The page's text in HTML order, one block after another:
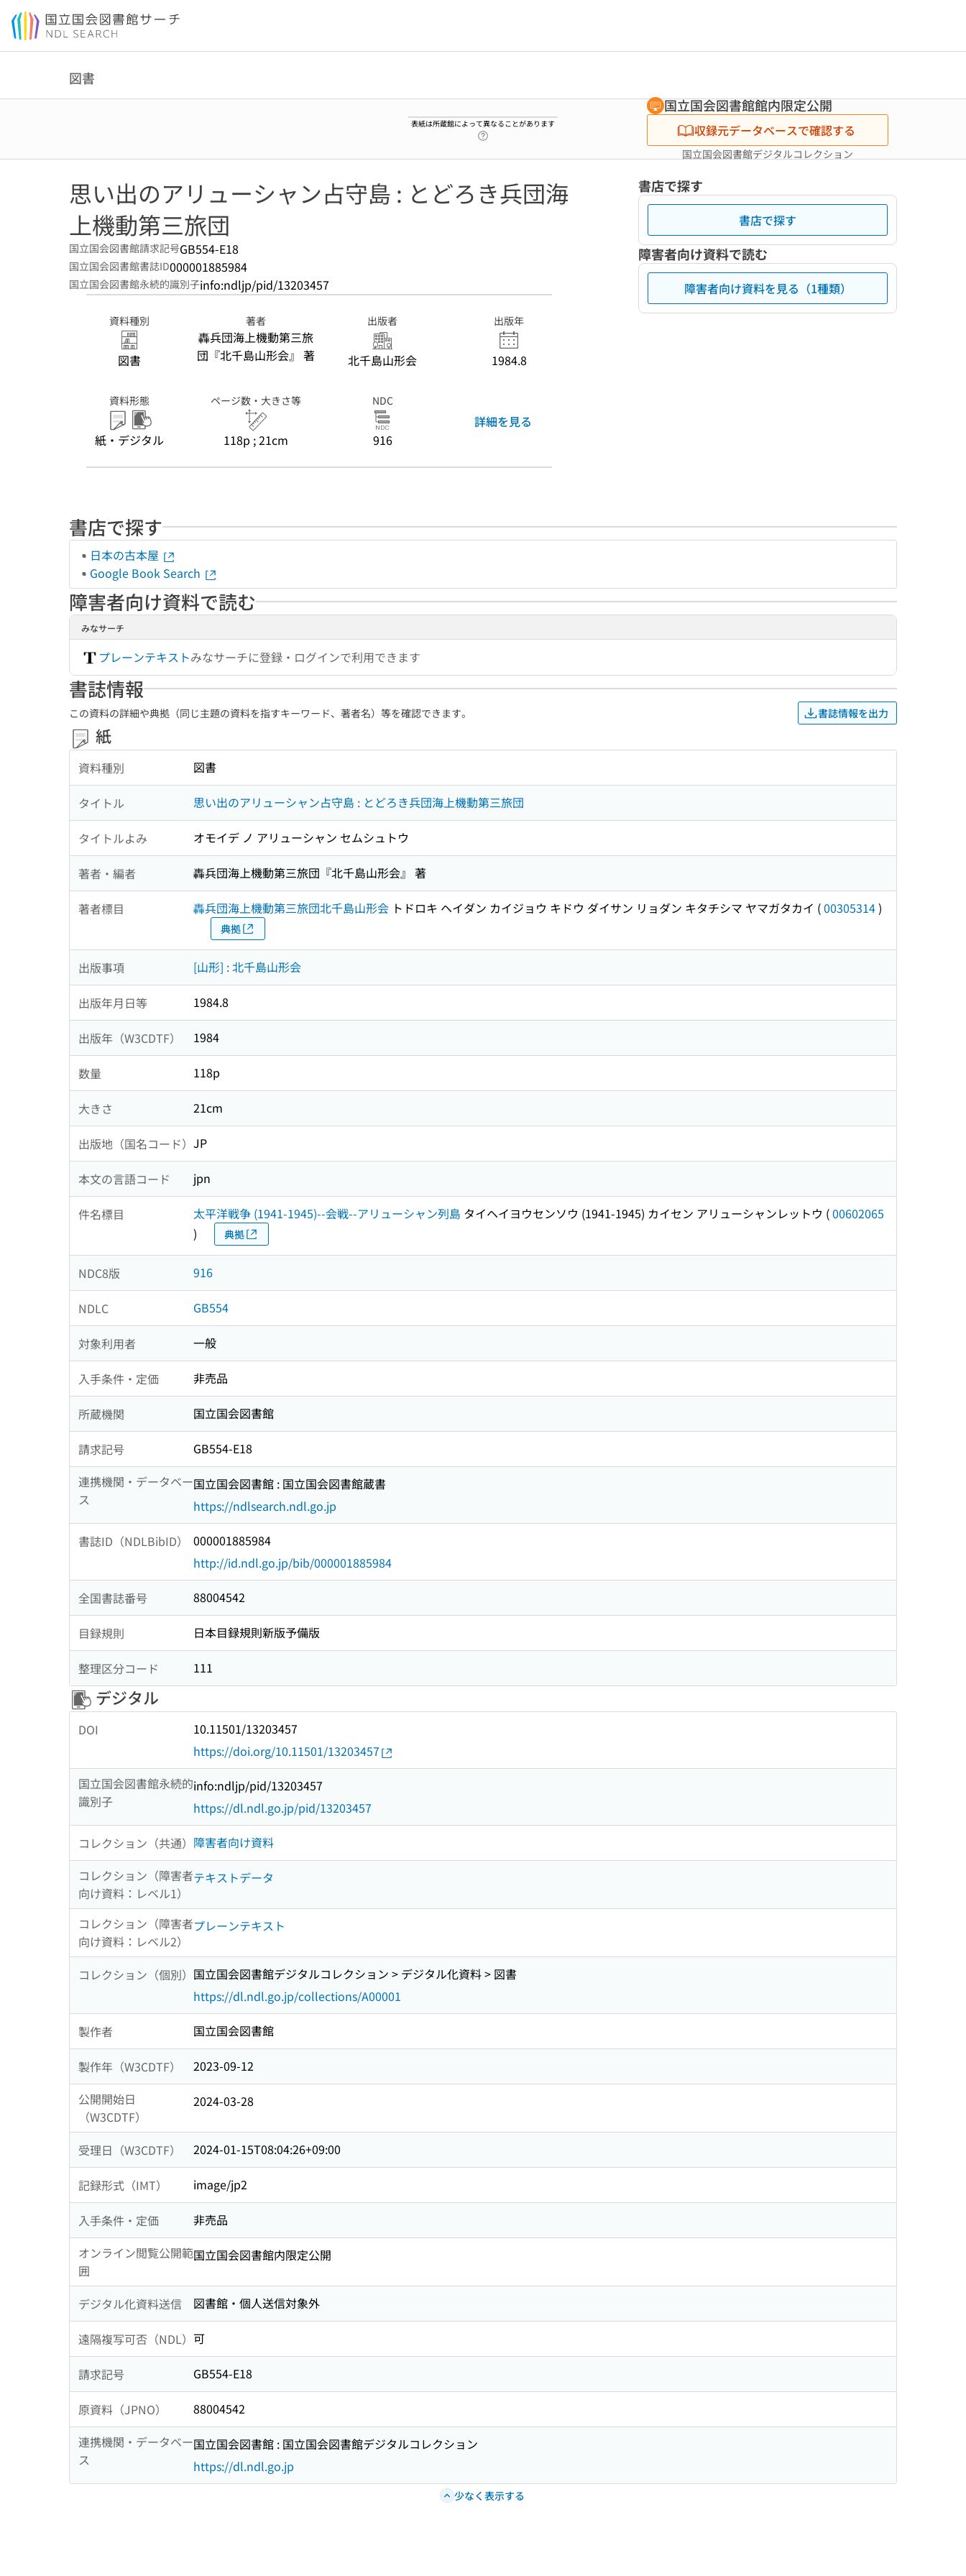
本文へ移動
図書
表紙は所蔵館によって異なることがあります
国立国会図書館館内限定公開
収録元データベースで確認する
国立国会図書館デジタルコレクション
思い出のアリューシャン占守島 : とどろき兵団海
上機動第三旅団
国立国会図書館請求記号GB554-E18
国立国会図書館書誌ID000001885984
国立国会図書館永続的識別子info:ndljp/pid/13203457
資料種別
図書
著者
轟兵団海上機動第三旅
団『北千島山形会』 著
出版者
北千島山形会
出版年
1984.8
資料形態
紙・デジタル
ページ数・大きさ等
118p ; 21cm
NDC
916
詳細を見る
書店で探す
書店で探す
障害者向け資料で読む
障害者向け資料を見る（1種類）
書店で探す
日本の古本屋
Google Book Search
障害者向け資料で読む
みなサーチ
プレーンテキストみなサーチに登録・ログインで利用できます
書誌情報
この資料の詳細や典拠（同じ主題の資料を指すキーワード、著者名）等を確認できます。 書誌情報を出力
紙
資料種別 図書
タイトル 思い出のアリューシャン占守島 : とどろき兵団海上機動第三旅団
タイトルよみ オモイデ ノ アリューシャン セムシュトウ
著者・編者 轟兵団海上機動第三旅団『北千島山形会』 著
著者標目 轟兵団海上機動第三旅団北千島山形会 トドロキ ヘイダン カイジョウ キドウ ダイサン リョダン キタチシマ ヤマガタカイ (00305314)
典拠
出版事項 [山形] : 北千島山形会
出版年月日等 1984.8
出版年（W3CDTF） 1984
数量 118p
大きさ 21cm
出版地（国名コード） JP
本文の言語コード jpn
件名標目 太平洋戦争 (1941-1945)--会戦--アリューシャン列島 タイヘイヨウセンソウ (1941-1945) カイセン アリューシャンレットウ (00602065
)
典拠
NDC8版 916
NDLC GB554
対象利用者 一般
入手条件・定価 非売品
所蔵機関 国立国会図書館
請求記号
GB554-E18
連携機関・データベー
ス
国立国会図書館 : 国立国会図書館蔵書
https://ndlsearch.ndl.go.jp
書誌ID（NDLBibID）
000001885984
http://id.ndl.go.jp/bib/000001885984
全国書誌番号 88004542
目録規則 日本目録規則新版予備版
整理区分コード 111
デジタル
DOI
10.11501/13203457
https://doi.org/10.11501/13203457
国立国会図書館永続的
識別子
info:ndljp/pid/13203457
https://dl.ndl.go.jp/pid/13203457
コレクション（共通） 障害者向け資料
コレクション（障害者
向け資料：レベル1）
テキストデータ
コレクション（障害者
向け資料：レベル2）
プレーンテキスト
コレクション（個別） 国立国会図書館デジタルコレクション > デジタル化資料 > 図書
https://dl.ndl.go.jp/collections/A00001
製作者 国立国会図書館
製作年（W3CDTF）
2023-09-12
公開開始日
（W3CDTF）
2024-03-28
受理日（W3CDTF） 2024-01-15T08:04:26+09:00
記録形式（IMT） image/jp2
入手条件・定価
非売品
オンライン閲覧公開範
囲
国立国会図書館内限定公開
デジタル化資料送信 図書館・個人送信対象外
遠隔複写可否（NDL） 可
請求記号 GB554-E18
原資料（JPNO）
88004542
連携機関・データベー
ス
国立国会図書館 : 国立国会図書館デジタルコレクション
https://dl.ndl.go.jp
少なく表示する